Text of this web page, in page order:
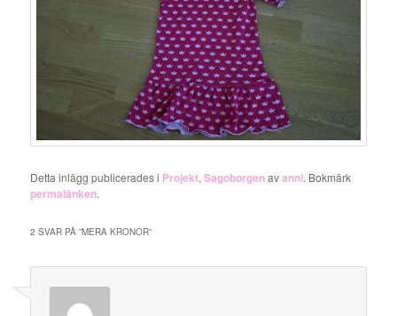
Detta inlägg publicerades i Projekt,Sagoborgenavanni. Bokmärk
permalänken.
2 SVAR PÅ ”MERA KRONOR”